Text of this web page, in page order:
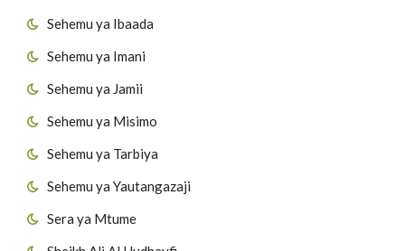
Sehemu ya Ibaada
Sehemu ya Imani
Sehemu ya Jamii
Sehemu ya Misimo
Sehemu ya Tarbiya
Sehemu ya Yautangazaji
Sera ya Mtume